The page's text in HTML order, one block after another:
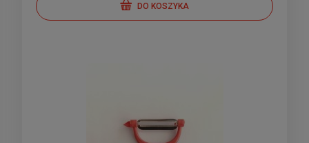
DO KOSZYKA